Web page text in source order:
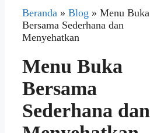
Beranda » Blog » Menu Buka
Bersama Sederhana dan
Menyehatkan
Menu Buka
Bersama
Sederhana dan